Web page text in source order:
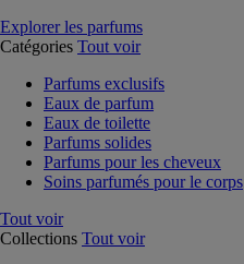
Explorer les parfums
Catégories Tout voir
Parfums exclusifs
Eaux de parfum
Eaux de toilette
Parfums solides
Parfums pour les cheveux
Soins parfumés pour le corps
Tout voir
Collections Tout voir